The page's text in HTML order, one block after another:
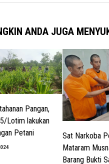
ANDA JUGA
Pangan,
Lotim lakukan
Petani
Sat Narkoba
Mataram
Barang Bukti